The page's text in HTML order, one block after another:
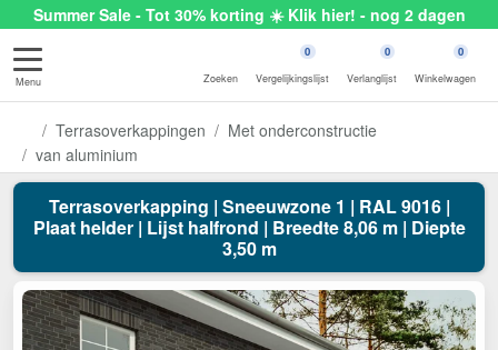
Summer Sale - Tot 30% korting ☀️ Klik hier! - nog 2 dagen
Menu Zoeken
0
Vergelijkingslijst
0
Verlanglijst
0
Winkelwagen
Terrasoverkappingen
Met onderconstructie
van aluminium
Terrasoverkapping | Sneeuwzone 1 | RAL 9016 |
Plaat helder | Lijst halfrond | Breedte 8,06 m | Diepte
3,50 m